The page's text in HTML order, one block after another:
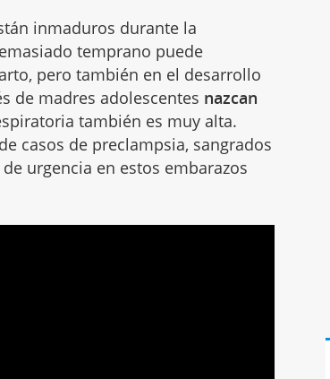
inmaduros durante la
temprano puede
pero también en el desarrollo
de madres adolescentes nazcan
también es muy alta.
casos de preclampsia, sangrados
urgencia en estos embarazos